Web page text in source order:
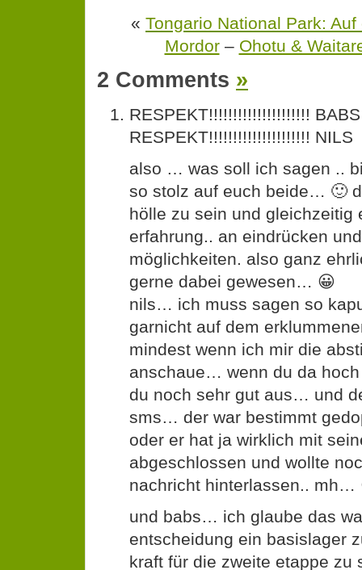
« Tongario National Park:
Mordor– Ohotu &
2 Comments »
RESPEKT!!!!!!!!!!!!!!!!!!!!! BABS
RESPEKT!!!!!!!!!!!!!!!!!!!!! NILS
also … was soll ich sagen ..
so stolz auf euch beide… 🙂
hölle zu sein und gleichzeitig
erfahrung.. an eindrücken
möglichkeiten. also ganz
gerne dabei gewesen… 😀
nils… ich muss sagen so
garnicht auf dem
mindest wenn ich mir die
anschaue… wenn du da
du noch sehr gut aus… und
sms… der war bestimmt
oder er hat ja wirklich mit
abgeschlossen und wollte
nachricht hinterlassen.. mh…
und babs… ich glaube das
entscheidung ein basislager
kraft für die zweite etappe